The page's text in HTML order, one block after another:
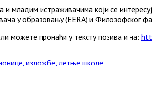
младим истраживачима који се
у образовању (EERA) и Филозофског
можете пронаћи у тексту позива и на:
изложбе, летње школе